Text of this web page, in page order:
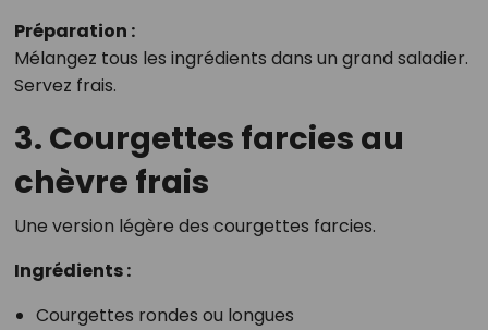
Préparation :
Mélangez tous les ingrédients dans un grand saladier.
Servez frais.
3. Courgettes farcies au
chèvre frais
Une version légère des courgettes farcies.
Ingrédients :
Courgettes rondes ou longues